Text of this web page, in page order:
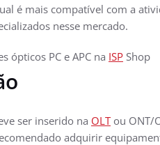
é mais compatível com a
nesse mercado.
ópticos PC e APC na ISP Shop
ser inserido na OLTou ONT/
adquirir